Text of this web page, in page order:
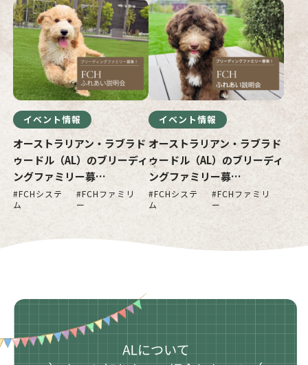
イベント情報
オーストラリアン・ラブラド
ゥードル（AL）のブリーディ
ングファミリー募…
FCHシステ
ム
FCHファミリ
ー
イベント情報
オーストラリアン・ラブラド
ゥードル（AL）のブリーディ
ングファミリー募…
FCHシステ
ム
FCHファミリ
ー